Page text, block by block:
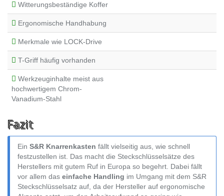
Witterungsbeständige Koffer
Ergonomische Handhabung
Merkmale wie LOCK-Drive
T-Griff häufig vorhanden
Werkzeuginhalte meist aus
hochwertigem Chrom-
Vanadium-Stahl
Fazit
Ein S&R Knarrenkasten fällt vielseitig aus, wie schnell
festzustellen ist. Das macht die Steckschlüsselsätze des
Herstellers mit gutem Ruf in Europa so begehrt. Dabei fällt
vor allem das einfache Handling im Umgang mit dem S&R
Steckschlüsselsatz auf, da der Hersteller auf ergonomische